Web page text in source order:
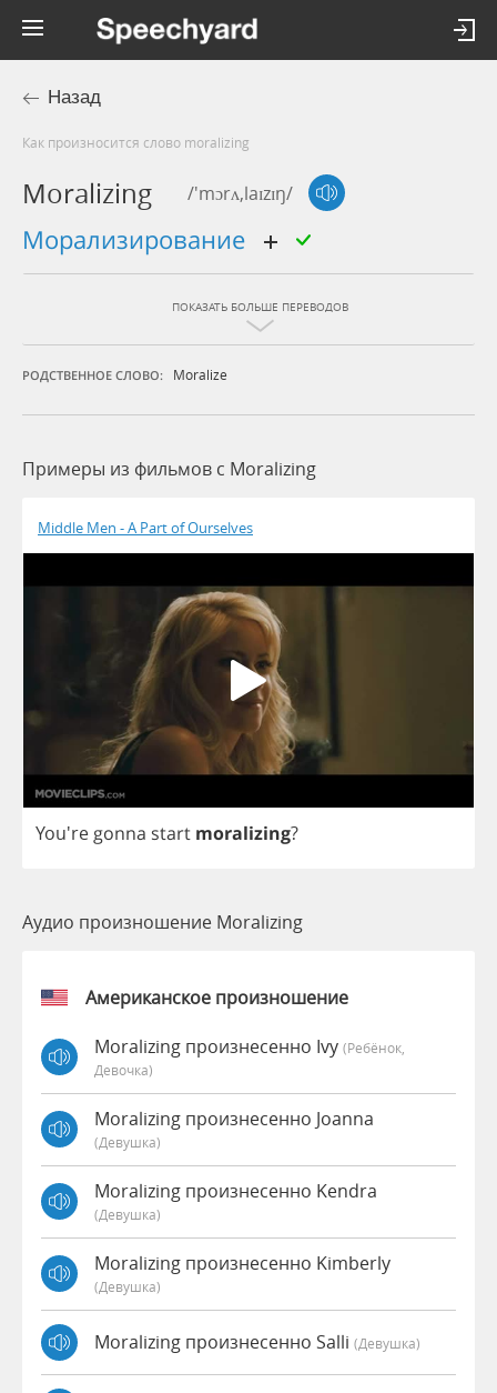
Назад
Как произносится слово moralizing
Moralizing /'mɔrʌ,laɪzɪŋ/
морализирование
ПОКАЗАТЬ БОЛЬШЕ ПЕРЕВОДОВ
РОДСТВЕННОЕ СЛОВО: Moralize
Примеры из фильмов c Moralizing
Middle Men - A Part of Ourselves
You're gonna start moralizing?
Аудио произношение Moralizing
Американское произношение
Moralizing произнесенно Ivy (Ребёнок,
Девочка)
Moralizing произнесенно Joanna
(девушка)
Moralizing произнесенно Kendra
(девушка)
Moralizing произнесенно Kimberly
(девушка)
Moralizing произнесенно Salli (девушка)